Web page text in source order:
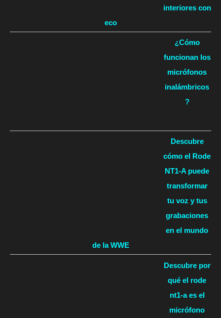
interiores con
eco
¿Cómo
funcionan los
micrófonos
inalámbricos
?
Descubre
cómo el Rode
NT1-A puede
transformar
tu voz y tus
grabaciones
en el mundo
de la WWE
Descubre por
qué el rode
nt1-a es el
micrófono